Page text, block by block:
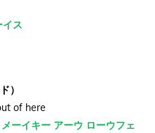
ス
）
of here
ーイキー アーウ ローウフェ